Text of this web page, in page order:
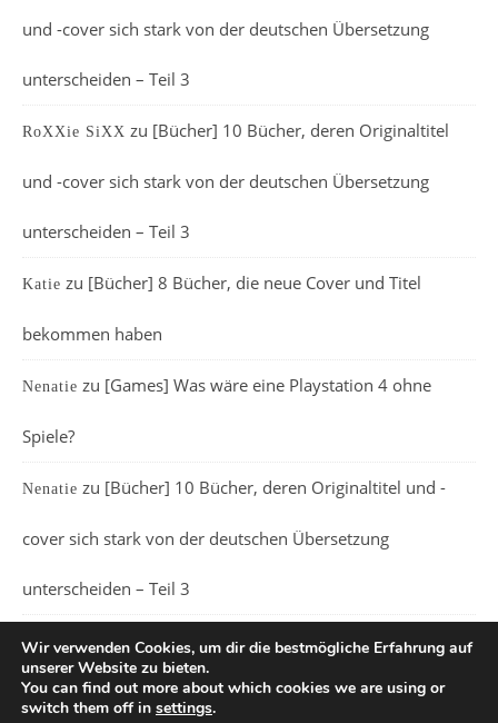
und -cover sich stark von der deutschen Übersetzung
unterscheiden – Teil 3
RoXXie SiXX zu [Bücher] 10 Bücher, deren Originaltitel
und -cover sich stark von der deutschen Übersetzung
unterscheiden – Teil 3
Katie zu [Bücher] 8 Bücher, die neue Cover und Titel
bekommen haben
Nenatie zu [Games] Was wäre eine Playstation 4 ohne
Spiele?
Nenatie zu [Bücher] 10 Bücher, deren Originaltitel und -
cover sich stark von der deutschen Übersetzung
unterscheiden – Teil 3
Wir verwenden Cookies, um dir die bestmögliche Erfahrung auf
unserer Website zu bieten.
You can find out more about which cookies we are using or
switch them off in settings.